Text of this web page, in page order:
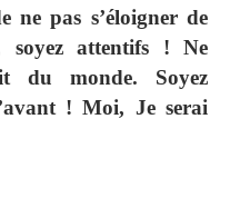
ne pas s’éloigner de
soyez attentifs ! Ne
du monde. Soyez
! Moi, Je serai